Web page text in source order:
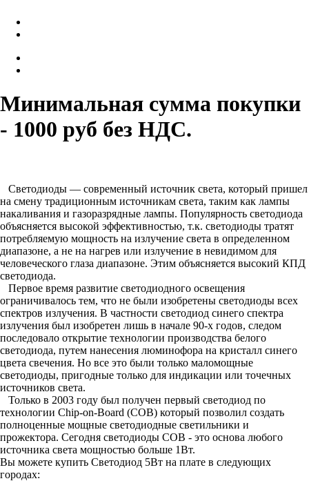
Минимальная сумма покупки
- 1000 руб без НДС.
Светодиоды — современный источник света, который пришел
на смену традиционным источникам света, таким как лампы
накаливания и газоразрядные лампы. Популярность светодиода
объясняется высокой эффективностью, т.к. светодиоды тратят
потребляемую мощность на излучение света в определенном
диапазоне, а не на нагрев или излучение в невидимом для
человеческого глаза диапазоне. Этим объясняется высокий КПД
светодиода.
Первое время развитие светодиодного освещения
ограничивалось тем, что не были изобретены светодиоды всех
спектров излучения. В частности светодиод синего спектра
излучения был изобретен лишь в начале 90-х годов, следом
последовало открытие технологии производства белого
светодиода, путем нанесения люминофора на кристалл синего
цвета свечения. Но все это были только маломощные
светодиоды, пригодные только для индикации или точечных
источников света.
Только в 2003 году был получен первый светодиод по
технологии Chip-on-Board (COB) который позволил создать
полноценные мощные светодиодные светильники и
прожектора. Сегодня светодиоды COB - это основа любого
источника света мощностью больше 1Вт.
Вы можете купить Светодиод 5Вт на плате в следующих
городах: